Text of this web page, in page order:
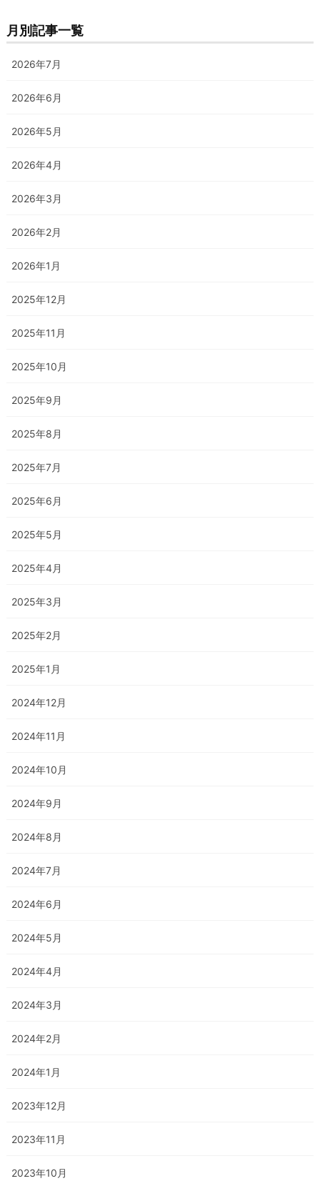
月別記事一覧
2026年7月
2026年6月
2026年5月
2026年4月
2026年3月
2026年2月
2026年1月
2025年12月
2025年11月
2025年10月
2025年9月
2025年8月
2025年7月
2025年6月
2025年5月
2025年4月
2025年3月
2025年2月
2025年1月
2024年12月
2024年11月
2024年10月
2024年9月
2024年8月
2024年7月
2024年6月
2024年5月
2024年4月
2024年3月
2024年2月
2024年1月
2023年12月
2023年11月
2023年10月